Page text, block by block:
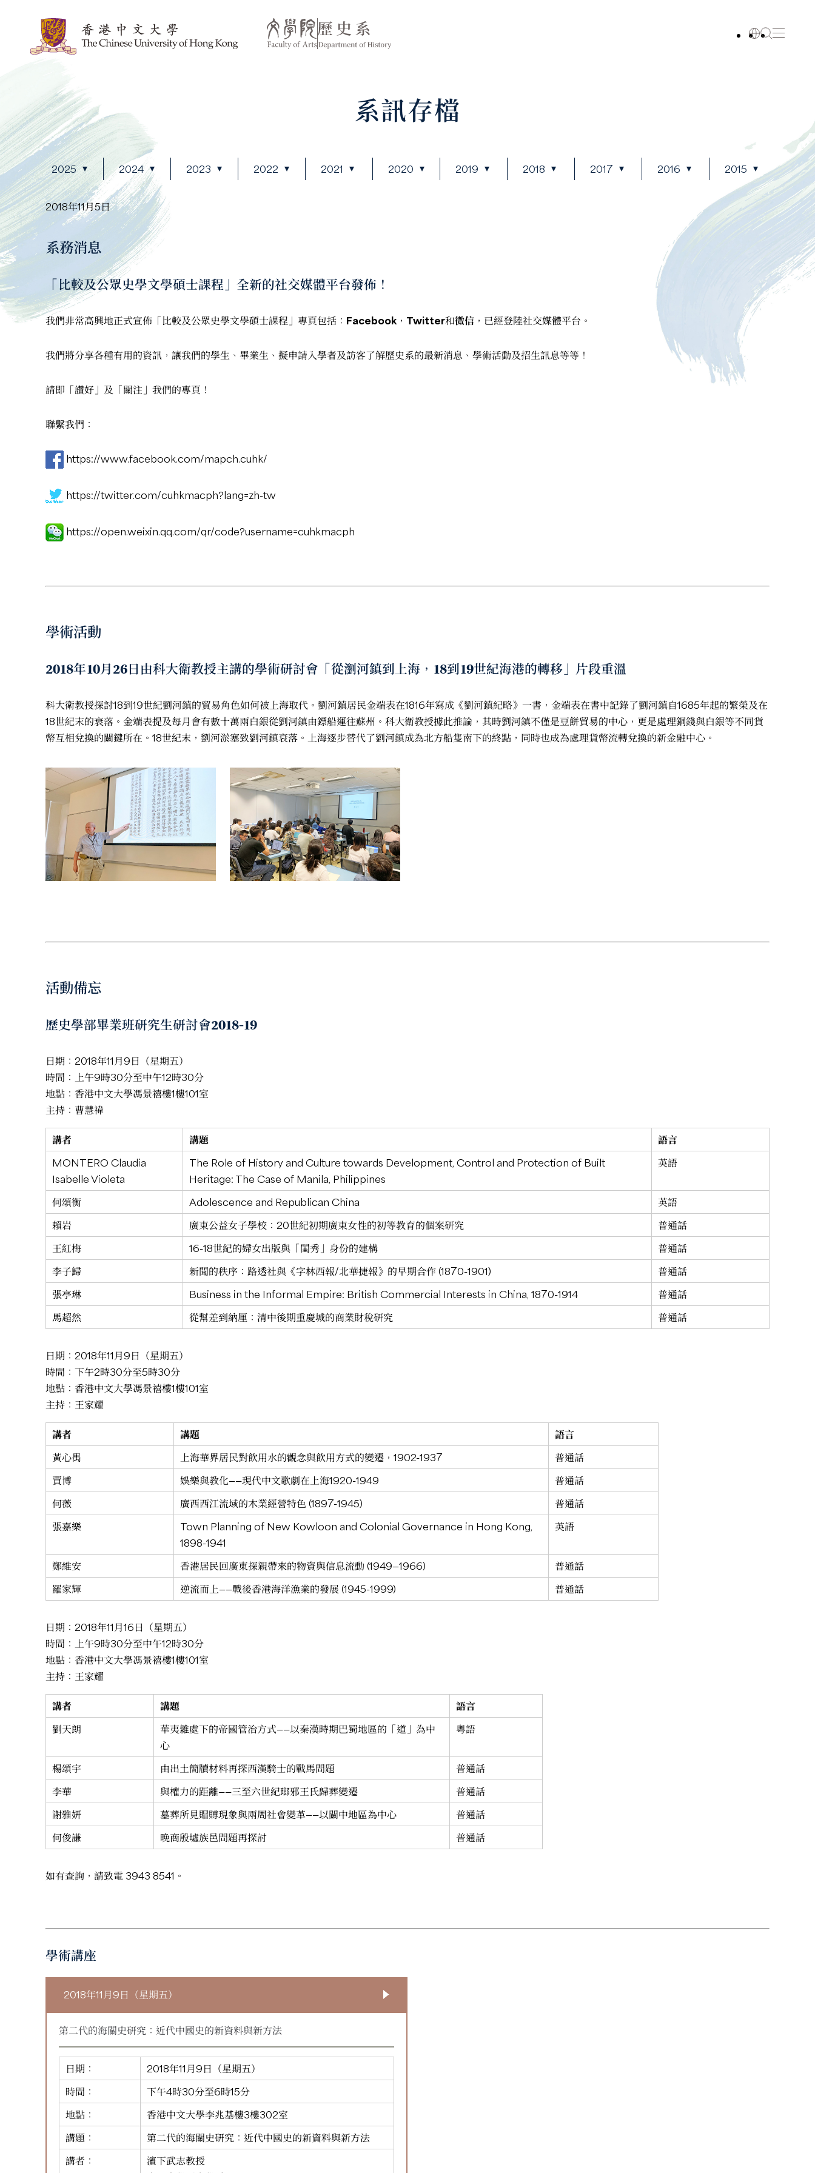
系訊存檔
2025 2024 2023 2022 2021 2020 2019 2018 2017 2016 2015
2018年11月5日
系務消息
「比較及公眾史學文學碩士課程」全新的社交媒體平台發佈！
我們非常高興地正式宣佈「比較及公眾史學文學碩士課程」專頁包括： Facebook ， Twitter和微信 ，已經登陸社交媒體平台。
我們將分享各種有用的資訊，讓我們的學生、畢業生、擬申請入學者及訪客了解歷史系的最新消息、學術活動及招生訊息等等！
請即「讚好‎」及「關注」我們的專頁！
聯繫我們：
https://www.facebook.com/mapch.cuhk/
https://twitter.com/cuhkmacph?lang=zh-tw
https://open.weixin.qq.com/qr/code?username=cuhkmacph
學術活動
2018年10月26日由科大衛教授主講的學術研討會「從瀏河鎮到上海，18到19世紀海港的轉移」片段重溫
科大衛教授探討18到19世紀劉河鎮的貿易角色如何被上海取代。劉河鎮居民金端表在1816年寫成《劉河鎮紀略》一書，金端表在書中記錄了劉河鎮自1685年起的繁榮及在
18世紀末的衰落。金端表提及每月會有數十萬兩白銀從劉河鎮由鏢船運往蘇州。科大衛教授據此推論，其時劉河鎮不僅是豆餅貿易的中心，更是處理銅錢與白銀等不同貨
幣互相兌換的關鍵所在。18世紀末，劉河淤塞致劉河鎮衰落。上海逐步替代了劉河鎮成為北方船隻南下的終點，同時也成為處理貨幣流轉兌換的新金融中心。
活動備忘
歷史學部畢業班研究生研討會2018-19
日期：2018年11月9日（星期五）
時間：上午9時30分至中午12時30分
地點：香港中文大學馮景禧樓1樓101室
主持：曹慧禕
講者 講題
語言
MONTERO Claudia
Isabelle Violeta
The Role of History and Culture towards Development, Control and Protection of Built
Heritage: The Case of Manila, Philippines
英語
何頌衡 Adolescence and Republican China
英語
賴岩
廣東公益女子學校：20世紀初期廣東女性的初等教育的個案研究
普通話
王紅梅
16-18世紀的婦女出版與「閨秀」身份的建構
普通話
李子歸
新聞的秩序：路透社與《字林西報/北華捷報》的早期合作 (1870-1901)
普通話
張亭琳
Business in the Informal Empire: British Commercial Interests in China, 1870-1914
普通話
馬超然
從幫差到納厘：清中後期重慶城的商業財稅研究 普通話
日期：2018年11月9日（星期五）
時間：下午2時30分至5時30分
地點：香港中文大學馮景禧樓1樓101室
主持：王家耀
講者 講題
語言
黃心禺
上海華界居民對飲用水的觀念與飲用方式的變遷，1902-1937
普通話
賈博
娛樂與教化——現代中文歌劇在上海1920-1949
普通話
何薇
廣西西江流域的木業經營特色 (1897-1945)
普通話
張嘉樂
Town Planning of New Kowloon and Colonial Governance in Hong Kong,
1898-1941
英語
鄭維安 香港居民回廣東探親帶來的物資與信息流動 (1949—1966)
普通話
羅家輝
逆流而上——戰後香港海洋漁業的發展 (1945-1999) 普通話
日期：2018年11月16日（星期五）
時間：上午9時30分至中午12時30分
地點：香港中文大學馮景禧樓1樓101室
主持：王家耀
講者 講題
語言
劉天朗
華夷雜處下的帝國管治方式——以秦漢時期巴蜀地區的「道」為中
心
粵語
楊頌宇 由出土簡牘材料再探西漢騎士的戰馬問題
普通話
李華
與權力的距離——三至六世紀瑯邪王氏歸葬變遷
普通話
謝雅妍
墓葬所見賵賻現象與兩周社會變革——以關中地區為中心
普通話
何俊謙
晚商殷墟族邑問題再探討 普通話
如有查詢，請致電 3943 8541。
學術講座
2018年11月9日（星期五）
第二代的海關史研究：近代中國史的新資料與新方法
日期：
2018年11月9日（星期五）
時間：
下午4時30分至6時15分
地點：
香港中文大學李兆基樓3樓302室
講題：
第二代的海關史研究：近代中國史的新資料與新方法
講者：
濱下武志教授